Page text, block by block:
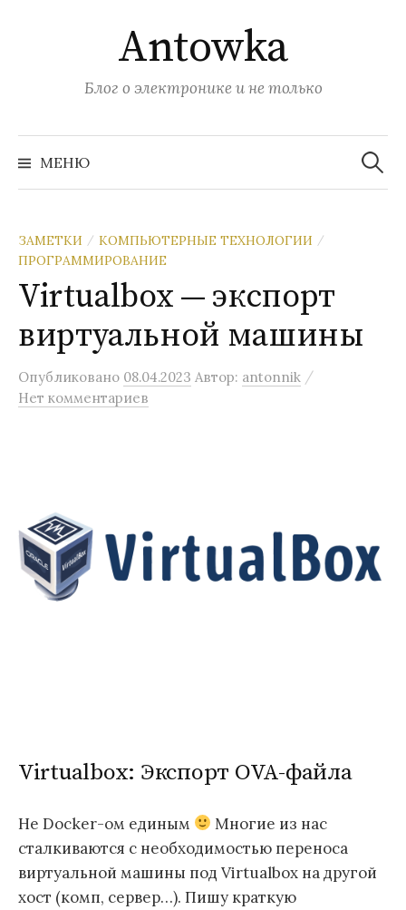
содержимомуAntowka
Блог о электронике и не только
МЕНЮ
Найти:
ЗАМЕТКИ / КОМПЬЮТЕРНЫЕ ТЕХНОЛОГИИ /
ПРОГРАММИРОВАНИЕ
Virtualbox — экспорт
виртуальной машины
Опубликовано 08.04.2023 Автор: antonnik /
Нет комментариев
Virtualbox: Экспорт OVA-файла
Не Docker-ом единым
Многие из нас
сталкиваются с необходимостью переноса
виртуальной машины под Virtualbox на другой
хост (комп, сервер…). Пишу краткую